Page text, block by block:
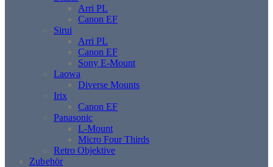
Arri PL
Canon EF
Sirui
Arri PL
Canon EF
Sony E-Mount
Laowa
Diverse Mounts
Irix
Canon EF
Panasonic
L-Mount
Micro Four Thirds
Retro Objektive
Zubehör